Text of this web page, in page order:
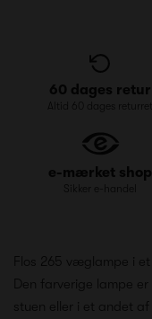
60 dages retur
Altid 60 dages returret
e-mærket shop
Sikker e-handel
Flos 265 væglampe i
Den farverige lampe
stuen eller i et andet